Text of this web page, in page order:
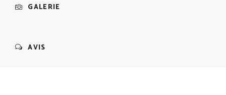
GALERIE
AVIS